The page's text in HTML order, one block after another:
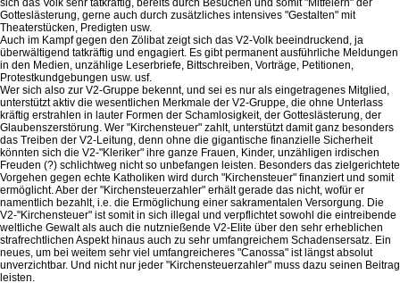
sich das Volk sehr tatkräftig, bereits durch Besuchen und somit "Mitfeiern" der
Gotteslästerung, gerne auch durch zusätzliches intensives "Gestalten" mit
Theaterstücken, Predigten usw.
Auch im Kampf gegen den Zölibat zeigt sich das V2-Volk beeindruckend, ja
überwältigend tatkräftig und engagiert. Es gibt permanent ausführliche Meldungen
in den Medien, unzählige Leserbriefe, Bittschreiben, Vorträge, Petitionen,
Protestkundgebungen usw. usf.
Wer sich also zur V2-Gruppe bekennt, und sei es nur als eingetragenes Mitglied,
unterstützt aktiv die wesentlichen Merkmale der V2-Gruppe, die ohne Unterlass
kräftig erstrahlen in lauter Formen der Schamlosigkeit, der Gotteslästerung, der
Glaubenszerstörung. Wer "Kirchensteuer" zahlt, unterstützt damit ganz besonders
das Treiben der V2-Leitung, denn ohne die gigantische finanzielle Sicherheit
könnten sich die V2-"Kleriker" ihre ganze Frauen, Kinder, unzähligen irdischen
Freuden (?) schlichtweg nicht so unbefangen leisten. Besonders das zielgerichtete
Vorgehen gegen echte Katholiken wird durch "Kirchensteuer" finanziert und somit
ermöglicht. Aber der "Kirchensteuerzahler" erhält gerade das nicht, wofür er
namentlich bezahlt, i.e. die Ermöglichung einer sakramentalen Versorgung. Die
V2-"Kirchensteuer" ist somit in sich illegal und verpflichtet sowohl die eintreibende
weltliche Gewalt als auch die nutznießende V2-Elite über den sehr erheblichen
strafrechtlichen Aspekt hinaus auch zu sehr umfangreichem Schadensersatz. Ein
neues, um bei weitem sehr viel umfangreicheres "Canossa" ist längst absolut
unverzichtbar. Und nicht nur jeder "Kirchensteuerzahler" muss dazu seinen Beitrag
leisten.